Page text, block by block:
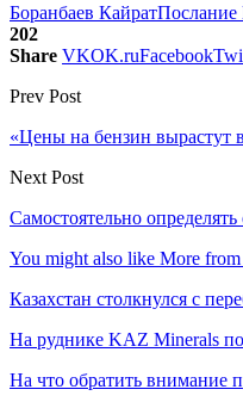
Боранбаев КайратПослание
202
Share VKOK.ruFacebook
Prev Post
«Цены на бензин вырастут
Next Post
Самостоятельно
You might also like More
Казахстан столкнулся с
На руднике KAZ Minerals
На что обратить внимание